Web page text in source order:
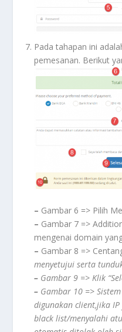
Pada tahapan ini
pemesanan. Berikut
– Gambar 6 => Pilih
– Gambar 7 =>
mengenai domain
– Gambar 8 =>
menyetujui serta
– Gambar 9 => Klik
– Gambar 10 =>
digunakan client,jika
black list/menyalahi